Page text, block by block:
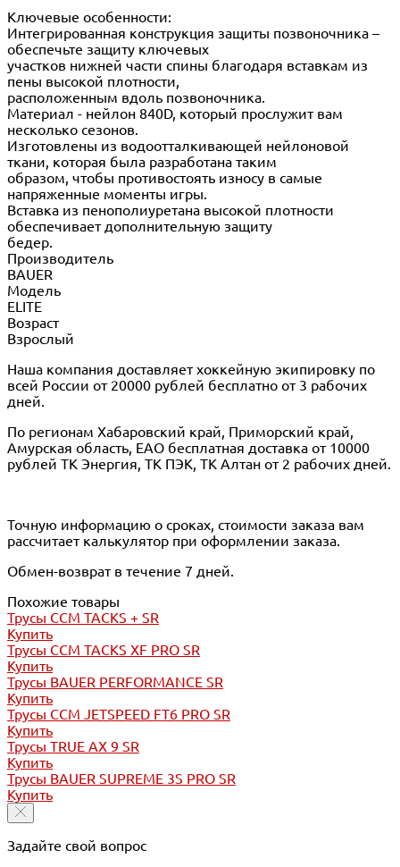
Ключевые особенности:
Интегрированная конструкция защиты позвоночника –
обеспечьте защиту ключевых
участков нижней части спины благодаря вставкам из
пены высокой плотности,
расположенным вдоль позвоночника.
Материал - нейлон 840D, который прослужит вам
несколько сезонов.
Изготовлены из водоотталкивающей нейлоновой
ткани, которая была разработана таким
образом, чтобы противостоять износу в самые
напряженные моменты игры.
Вставка из пенополиуретана высокой плотности
обеспечивает дополнительную защиту
бедер.
Производитель
BAUER
Модель
ELITE
Возраст
Взрослый
Наша компания доставляет хоккейную экипировку по
всей России от 20000 рублей бесплатно от 3 рабочих
дней.
По регионам Хабаровский край, Приморский край,
Амурская область, ЕАО бесплатная доставка от 10000
рублей ТК Энергия, ТК ПЭК, ТК Алтан от 2 рабочих дней.
Точную информацию о сроках, стоимости заказа вам
рассчитает калькулятор при оформлении заказа.
Обмен-возврат в течение 7 дней.
Похожие товары
Трусы CCM TACKS + SR
Купить
Трусы CCM TACKS XF PRO SR
Купить
Трусы BAUER PERFORMANCE SR
Купить
Трусы CCM JETSPEED FT6 PRO SR
Купить
Трусы TRUE AX 9 SR
Купить
Трусы BAUER SUPREME 3S PRO SR
Купить
Задайте свой вопрос